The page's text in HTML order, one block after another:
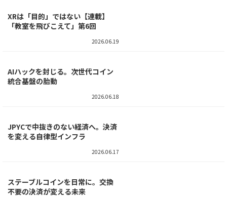
「教室を飛びこえて」第6回
2026.06.18
JPYCで中抜きのない経済へ。決済
を変える自律型インフラ